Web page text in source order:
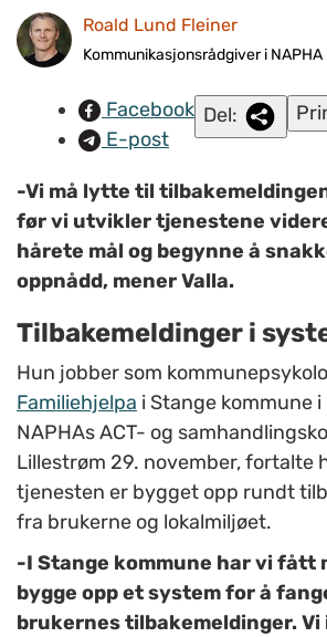
resultater. Med en dreining mot en slik
potensialet for fremgang innen det psykiske
Roald Lund Fleiner
Kommunikasjonsrådgiver i NAPHA
Facebook
E-post
Del:
-Vi må lytte til
før vi utvikler tjenestene
hårete mål og begynne å
oppnådd, mener Valla.
Tilbakemeldinger i
Hun jobber som
Familiehjelpa i Stange kommune
NAPHAs ACT- og
Lillestrøm 29. november, fortalte
tjenesten er bygget opp rundt
fra brukerne og lokalmiljøet.
-I Stange kommune har vi fått
bygge opp et system for å
brukernes tilbakemeldinger.